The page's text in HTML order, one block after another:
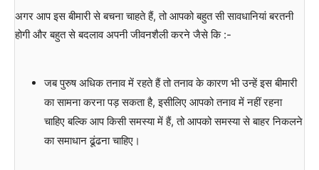
अगर आप इस बीमारी से बचना चाहते हैं, तो आपको बहुत सी सावधानियां बरतनी
होगी और बहुत से बदलाव अपनी जीवनशैली करने जैसे कि :-
जब पुरुष अधिक तनाव में रहते हैं तो तनाव के कारण भी उन्हें इस बीमारी
का सामना करना पड़ सकता है, इसीलिए आपको तनाव में नहीं रहना
चाहिए बल्कि आप किसी समस्या में हैं, तो आपको समस्या से बाहर निकलने
का समाधान ढूंढना चाहिए।